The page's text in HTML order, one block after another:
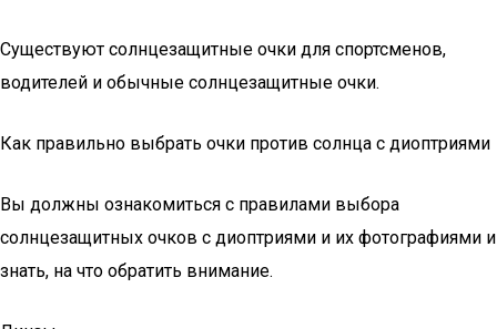
Существуют солнцезащитные очки для спортсменов,
водителей и обычные солнцезащитные очки.
Как правильно выбрать очки против солнца с диоптриями
Вы должны ознакомиться с правилами выбора
солнцезащитных очков с диоптриями и их фотографиями и
знать, на что обратить внимание.